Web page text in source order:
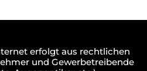
erfolgt aus rechtlichen
und Gewerbetreibende